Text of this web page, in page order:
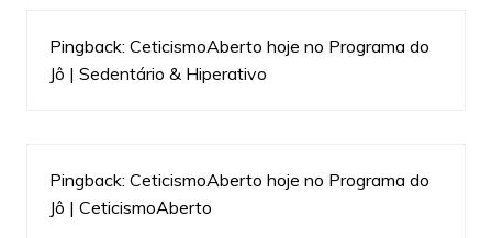
Pingback: CeticismoAberto hoje no Programa do
Jô | Sedentário & Hiperativo
Pingback: CeticismoAberto hoje no Programa do
Jô | CeticismoAberto